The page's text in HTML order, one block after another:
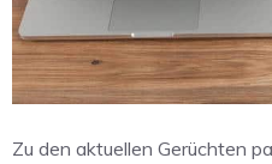
Zu den aktuellen Gerüchten